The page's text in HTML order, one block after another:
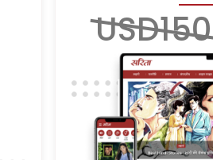
USD150